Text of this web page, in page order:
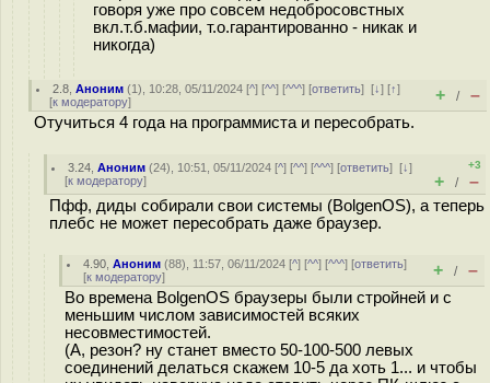
говоря уже про совсем недобросовстных
вкл.т.б.мафии, т.о.гарантированно - никак и
никогда)
2.8 ,Аноним (1), 10:28, 05/11/2024 [^] [^^] [^^^] [ответить][↓] [↑]
[к модератору] + / –
Отучиться 4 года на программиста и пересобрать.
3.24 ,Аноним (24), 10:51, 05/11/2024 [^] [^^] [^^^] [ответить][↓]
[к модератору]
+3
+ / –
Пфф, диды собирали свои системы (BolgenOS), а теперь
плебс не может пересобрать даже браузер.
4.90 ,Аноним (88), 11:57, 06/11/2024 [^] [^^] [^^^] [ответить]
[к модератору] + / –
Во времена BolgenOS браузеры были стройней и с
меньшим числом зависимостей всяких
несовместимостей.
(А, резон? ну станет вместо 50-100-500 левых
соединений делаться скажем 10-5 да хоть 1... и чтобы